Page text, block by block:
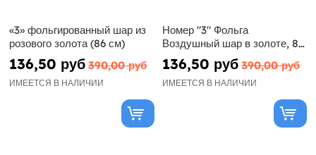
«3» фольгированный шар из
розового золота (86 см)
136,50 руб 390,00 руб
ИМЕЕТСЯ В НАЛИЧИИ
Номер "3" Фольга
Воздушный шар в золоте, 86
см
136,50 руб 390,00 руб
ИМЕЕТСЯ В НАЛИЧИИ